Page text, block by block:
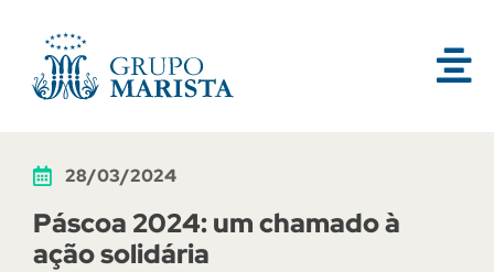
28/03/2024
Páscoa 2024: um chamado à
ação solidária